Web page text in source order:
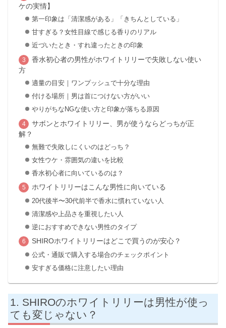
ケの実情】
第一印象は「清潔感がある」「きちんとしている」
甘すぎる？女性目線で感じる香りのリアル
近づいたとき・すれ違ったときの印象
香水初心者の男性がホワイトリリーで失敗しない使い
方
適量の目安｜ワンプッシュで十分な理由
付ける場所｜男は首につけない方がいい
やりがちなNGな使い方と印象が落ちる原因
サボンとホワイトリリー、男が使うならどっちが正
解？
無難で失敗しにくいのはどっち？
女性ウケ・雰囲気の違いを比較
香水初心者に向いているのは？
ホワイトリリーはこんな男性に向いている
20代後半〜30代前半で香水に慣れていない人
清潔感や上品さを重視したい人
逆におすすめできない男性のタイプ
SHIROホワイトリリーはどこで買うのが安心？
公式・通販で購入する場合のチェックポイント
安すぎる価格に注意したい理由
SHIROのホワイトリリーは男性が使っ
ても変じゃない？